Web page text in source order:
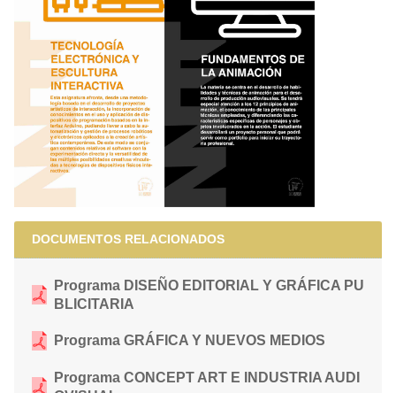
DOCUMENTOS RELACIONADOS
Programa DISEÑO EDITORIAL Y GRÁFICA PU
BLICITARIA
Programa GRÁFICA Y NUEVOS MEDIOS
Programa CONCEPT ART E INDUSTRIA AUDI